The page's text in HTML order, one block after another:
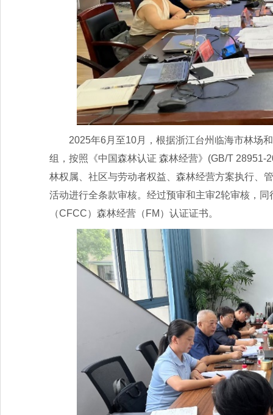
2025年6月至10月，根据浙江台州临海市林场
组，按照《中国森林认证 森林经营》(GB/T
林权属、社区与劳动者权益、森林经营方案执行、
活动进行全条款审核。经过预审和主审2轮审核，
（CFCC）森林经营（FM）认证证书。